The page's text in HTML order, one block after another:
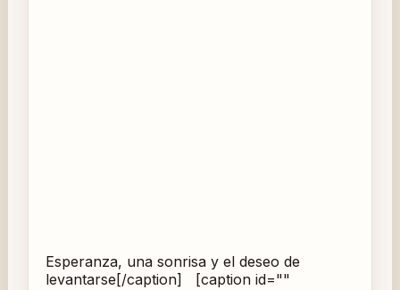
Esperanza, una sonrisa y el deseo de
levantarse[/caption] [caption id=""